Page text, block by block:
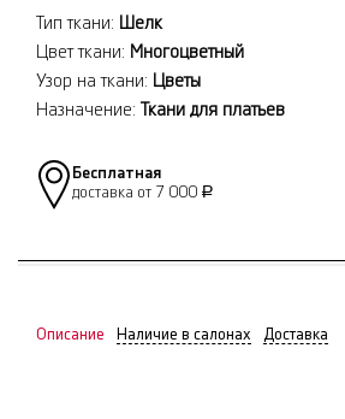
Тип ткани: Шелк
Цвет ткани: Многоцветный
Узор на ткани: Цветы
Назначение:
Ткани для платьев
Бесплатная
доставка от 7 000 Р
Описание Наличие в салонах Доставка